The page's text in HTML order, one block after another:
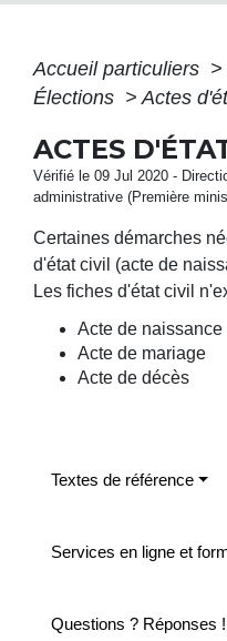
Accueil particuliers >
Élections > Actes
ACTES
Vérifié le 09 Jul 2020 -
administrative (Première
Certaines démarches
d'état civil (acte de
Les fiches d'état civil
Acte de naissance
Acte de mariage
Acte de décès
Textes de référence
Services en ligne et
Questions ? Réponses !